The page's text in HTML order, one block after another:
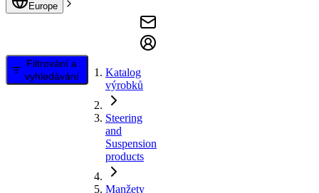
Europe
Filtrování a
vyhledávání
Katalog
výrobků
Steering
and
Suspension
products
Manžety